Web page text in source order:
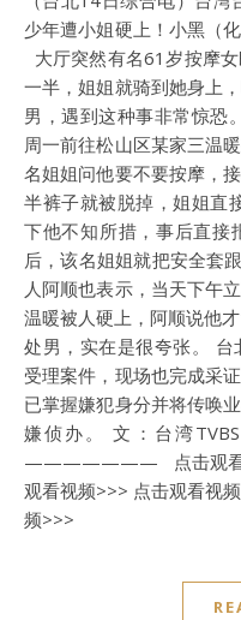
少年遭小姐硬上！小黑（
大厅突然有名61岁按摩
一半，姐姐就骑到她身上
男，遇到这种事非常惊恐
周一前往松山区某家三温
名姐姐问他要不要按摩，
半裤子就被脱掉，姐姐直
下他不知所措，事后直接
后，该名姐姐就把安全套
人阿顺也表示，当天下午
温暖被人硬上，阿顺说他
处男，实在是很夸张。
受理案件，现场也完成采
已掌握嫌犯身分并将传唤
嫌侦办。 文：台湾
——————— 点击观看视
观看视频>>> 点击观看视
频>>>